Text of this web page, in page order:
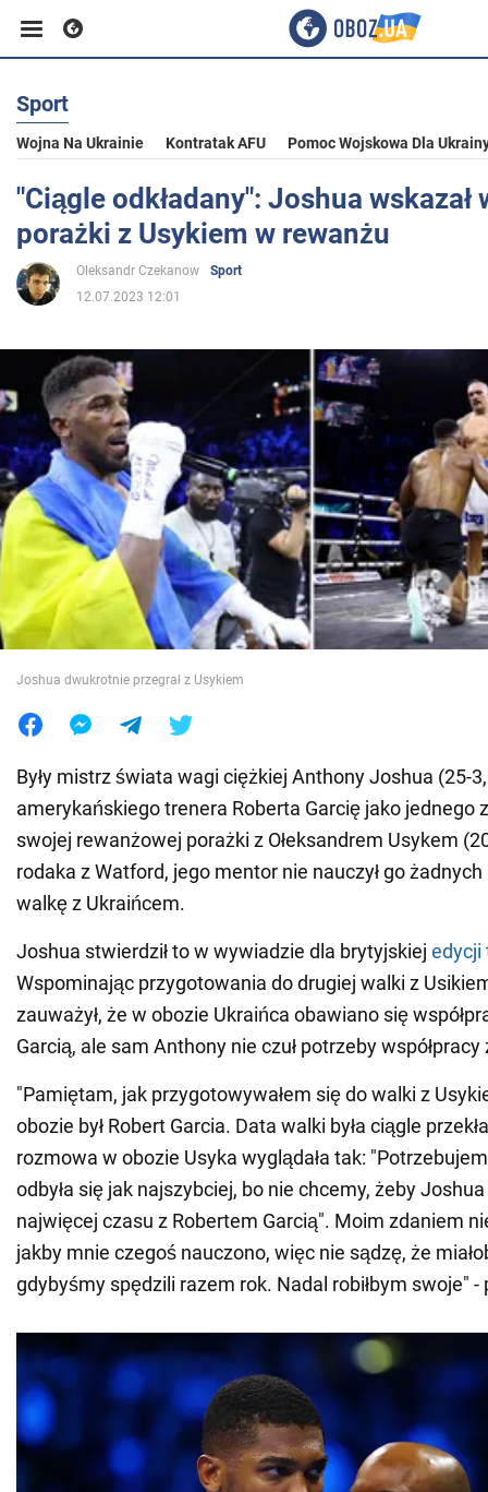
Biznes
Sport
Rozrywka
Polityka
Społeczeństwo
Wojna na Ukrainie
Świat
Jedzenie
Sport
Wojna Na Ukrainie Kontratak AFU Pomoc Wojskowa Dla
"Ciągle odkładany": Joshua wskazał
porażki z Usykiem w rewanżu
Oleksandr Czekanow
Sport
12.07.2023 12:01
Joshua dwukrotnie przegrał z Usykiem
Były mistrz świata wagi ciężkiej Anthony Joshua (25-
amerykańskiego trenera Roberta Garcię jako jednego
swojej rewanżowej porażki z Ołeksandrem Usykem
rodaka z Watford, jego mentor nie nauczył go
walkę z Ukraińcem.
Joshua stwierdził to w wywiadzie dla brytyjskiej edycji
Wspominając przygotowania do drugiej walki z
zauważył, że w obozie Ukraińca obawiano się
Garcią, ale sam Anthony nie czuł potrzeby
"Pamiętam, jak przygotowywałem się do walki z
obozie był Robert Garcia. Data walki była ciągle
rozmowa w obozie Usyka wyglądała tak:
odbyła się jak najszybciej, bo nie chcemy, żeby Joshua
najwięcej czasu z Robertem Garcią". Moim zdaniem
jakby mnie czegoś nauczono, więc nie sądzę, że
gdybyśmy spędzili razem rok. Nadal robiłbym swoje" -